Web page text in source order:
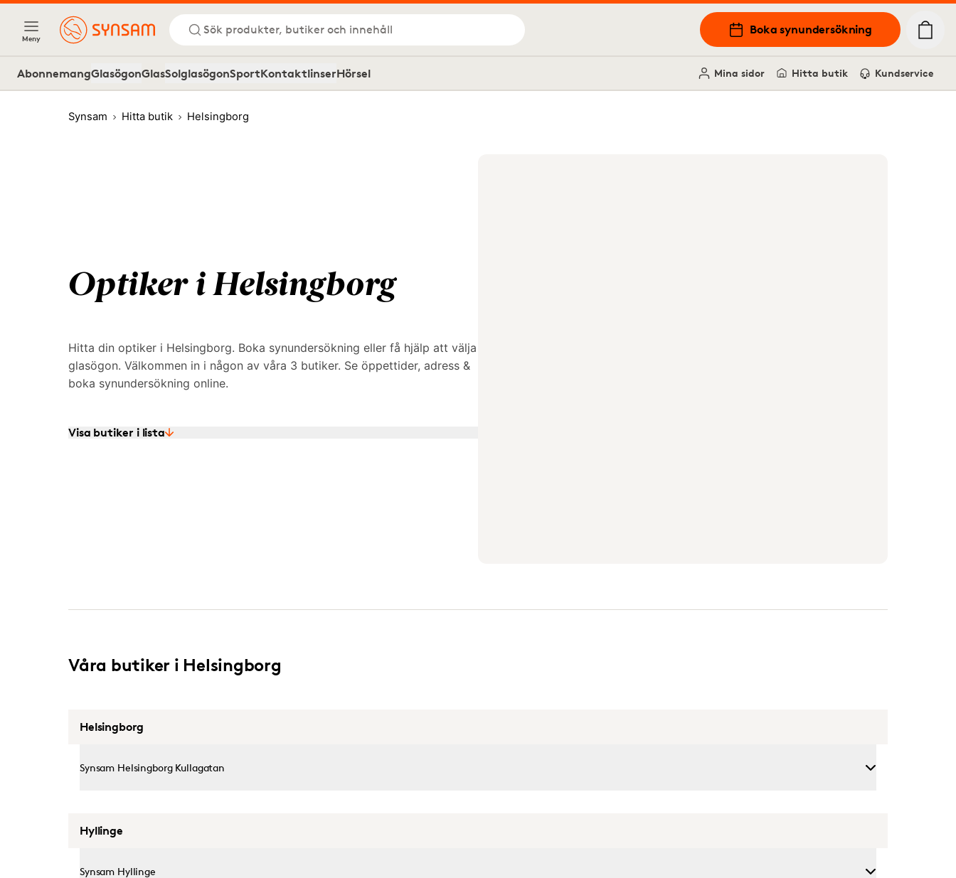
Meny
Sök produkter, butiker och innehåll Boka synundersökning
AbonnemangGlasögonGlasSolglasögonSportKontaktlinserHörsel Mina sidor Hitta butik Kundservice
Synsam Hitta butik Helsingborg
Optiker i Helsingborg
Hitta din optiker i Helsingborg. Boka synundersökning eller få hjälp att välja
glasögon. Välkommen in i någon av våra 3 butiker. Se öppettider, adress &
boka synundersökning online.
Visa butiker i lista
Våra butiker i Helsingborg
Helsingborg
Synsam Helsingborg Kullagatan
Hyllinge
Synsam Hyllinge